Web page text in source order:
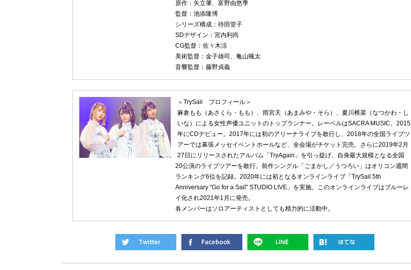
原作：矢立肇、富野由悠季
監督：池添隆博
シリーズ構成：待田堂子
SDデザイン：宮内利尚
CG監督：佐々木涼
美術監督：金子雄司、亀山颯太
音響監督：藤野貞義
＜TrySail プロフィール＞
麻倉もも（あさくら・もも）、雨宮天（あまみや・そら）、夏川椎菜（なつかわ・し
いな）による女性声優ユニットのトップランナー。レーベルはSACRA MUSIC。2015
年にCDデビュー。2017年には初のアリーナライブを敢行し、2018年の全国ライブツ
アーでは幕張メッセイベントホールなど、全会場がチケット完売。さらに2019年2月
27日にリリースされたアルバム「TryAgain」を引っ提げ、自身最大規模となる全国
20公演のライブツアーを敢行。前作シングル「ごまかし／うつろい」はオリコン週間
ランキング6位を記録。2020年には初となるオンラインライブ「TrySail 5th
Anniversary "Go for a Sail" STUDIO LIVE」を実施。このオンラインライブはブルーレ
イ化され2021年1月に発売。
各メンバーはソロアーティストとしても精力的に活動中。